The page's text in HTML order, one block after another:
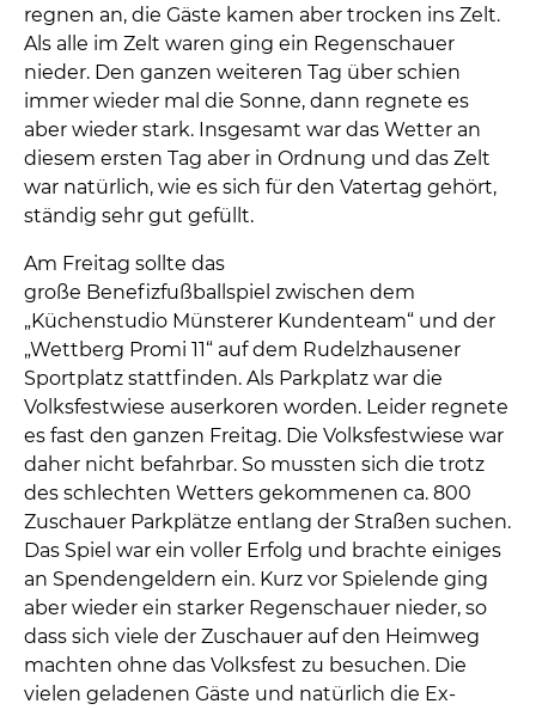
regnen an, die Gäste kamen aber trocken ins Zelt.
Als alle im Zelt waren ging ein Regenschauer
nieder. Den ganzen weiteren Tag über schien
immer wieder mal die Sonne, dann regnete es
aber wieder stark. Insgesamt war das Wetter an
diesem ersten Tag aber in Ordnung und das Zelt
war natürlich, wie es sich für den Vatertag gehört,
ständig sehr gut gefüllt.
Am Freitag sollte das
große Benefizfußballspiel zwischen dem
„Küchenstudio Münsterer Kundenteam“ und der
„Wettberg Promi 11“ auf dem Rudelzhausener
Sportplatz stattfinden. Als Parkplatz war die
Volksfestwiese auserkoren worden. Leider regnete
es fast den ganzen Freitag. Die Volksfestwiese war
daher nicht befahrbar. So mussten sich die trotz
des schlechten Wetters gekommenen ca. 800
Zuschauer Parkplätze entlang der Straßen suchen.
Das Spiel war ein voller Erfolg und brachte einiges
an Spendengeldern ein. Kurz vor Spielende ging
aber wieder ein starker Regenschauer nieder, so
dass sich viele der Zuschauer auf den Heimweg
machten ohne das Volksfest zu besuchen. Die
vielen geladenen Gäste und natürlich die Ex-